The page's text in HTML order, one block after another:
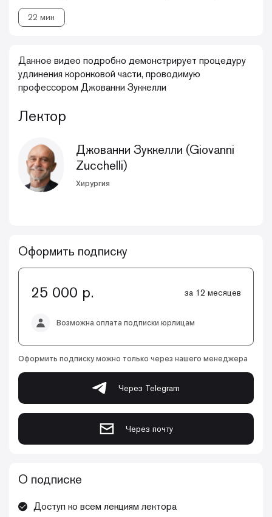
22 мин
Данное видео подробно демонстрирует процедуру
удлинения коронковой части, проводимую
профессором Джованни Зуккелли
Лектор
Джованни Зуккелли (Giovanni
Zucchelli)
Хирургия
Оформить подписку
25 000 р. за 12 месяцев
Возможна оплата подписки юрлицам
Оформить подписку можно только через нашего менеджера
Через Telegram
Через почту
О подписке
Доступ ко всем лекциям лектора